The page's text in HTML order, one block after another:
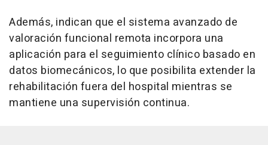
Además, indican que el sistema avanzado de
valoración funcional remota incorpora una
aplicación para el seguimiento clínico basado en
datos biomecánicos, lo que posibilita extender la
rehabilitación fuera del hospital mientras se
mantiene una supervisión continua.